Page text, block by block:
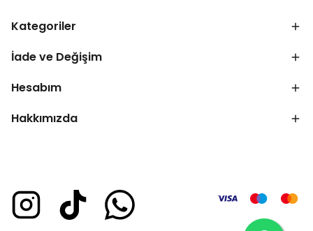
Kategoriler
İade ve Değişim
Hesabım
Hakkımızda